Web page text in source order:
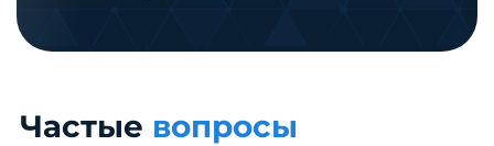
Частые вопросы